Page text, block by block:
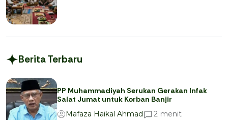
Berita Terbaru
PP Muhammadiyah Serukan Gerakan Infak
Salat Jumat untuk Korban Banjir
Mafaza Haikal Ahmad
2 menit